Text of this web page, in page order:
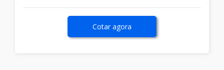
Cotar agora